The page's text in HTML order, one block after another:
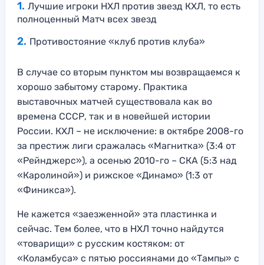
Лучшие игроки НХЛ против звезд КХЛ, то есть
полноценный Матч всех звезд
Противостояние «клуб против клуба»
В случае со вторым пунктом мы возвращаемся к
хорошо забытому старому. Практика
выставочных матчей существовала как во
времена СССР, так и в новейшей истории
России. КХЛ – не исключение: в октябре 2008-го
за престиж лиги сражалась «Магнитка» (3:4 от
«Рейнджерс»), а осенью 2010-го – СКА (5:3 над
«Каролиной») и рижское «Динамо» (1:3 от
«Финикса»).
Не кажется «заезженной» эта пластинка и
сейчас. Тем более, что в НХЛ точно найдутся
«товарищи» с русским костяком: от
«Коламбуса» с пятью россиянами до «Тампы» с